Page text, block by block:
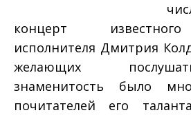
концерт
исполнителя Дмитрия
желающих
знаменитость было
почитателей его